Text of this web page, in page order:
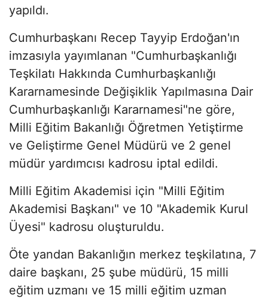
yapıldı.
Cumhurbaşkanı Recep Tayyip Erdoğan'ın
imzasıyla yayımlanan "Cumhurbaşkanlığı
Teşkilatı Hakkında Cumhurbaşkanlığı
Kararnamesinde Değişiklik Yapılmasına Dair
Cumhurbaşkanlığı Kararnamesi"ne göre,
Milli Eğitim Bakanlığı Öğretmen Yetiştirme
ve Geliştirme Genel Müdürü ve 2 genel
müdür yardımcısı kadrosu iptal edildi.
Milli Eğitim Akademisi için "Milli Eğitim
Akademisi Başkanı" ve 10 "Akademik Kurul
Üyesi" kadrosu oluşturuldu.
Öte yandan Bakanlığın merkez teşkilatına, 7
daire başkanı, 25 şube müdürü, 15 milli
eğitim uzmanı ve 15 milli eğitim uzman